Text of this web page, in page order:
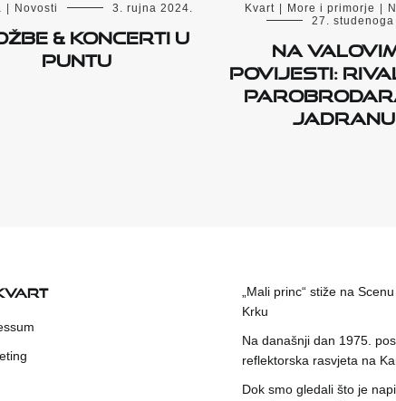
Novosti 3. rujna 2024.
& KONCERTI U
PUNTU
Kvart | More i primorje |
27.
Na
povijesti:
Jadranu
„Mali princ“ stiže na
Krku
Na današnji dan 1975.
reflektorska rasvjeta na
Dok smo gledali što je